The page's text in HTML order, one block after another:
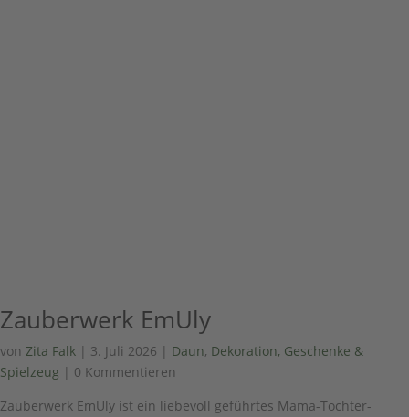
Zauberwerk EmUly
von Zita Falk | 3. Juli 2026 | Daun, Dekoration, Geschenke &
Spielzeug | 0 Kommentieren
Zauberwerk EmUly ist ein liebevoll geführtes Mama-Tochter-